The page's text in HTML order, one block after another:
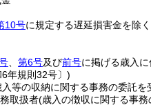
10号に規定する遅延損害金を除
第6号及び前号に掲げる歳入
年規則32号〕)
等の収納に関する事務の委託を
取扱者(歳入の徴収に関する事